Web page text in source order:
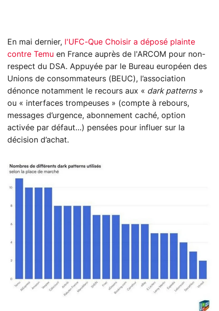
En mai dernier,
l'UFC-Que Choisir a déposé plainte
contre Temu en France auprès de l'ARCOM pour non-
respect du DSA. Appuyée par le Bureau européen des
Unions de consommateurs (BEUC), l’association
dénonce notamment le recours aux « dark patterns»
ou « interfaces trompeuses » (compte à rebours,
messages d’urgence, abonnement caché, option
activée par défaut…) pensées pour influer sur la
décision d’achat.